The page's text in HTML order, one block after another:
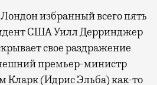
избранный всего пять
США Уилл Дерринджер
свое раздражение
премьер-министр
Кларк (Идрис Эльба) как-то